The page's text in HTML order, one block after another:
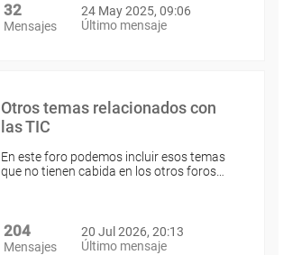
32
Mensajes
24 May 2025, 09:06
Último mensaje
Otros temas relacionados con
las TIC
En este foro podemos incluir esos temas
que no tienen cabida en los otros foros…
204
Mensajes
20 Jul 2026, 20:13
Último mensaje